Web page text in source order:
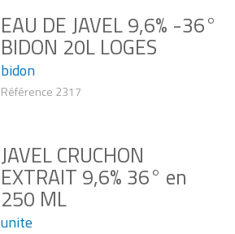
EAU DE JAVEL 9,6% -36°
BIDON 20L LOGES
bidon
Référence 2317
JAVEL CRUCHON
EXTRAIT 9,6% 36° en
250 ML
unite